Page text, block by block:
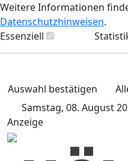
Weitere Informationen
Datenschutzhinweisen.
Essenziell
Auswahl bestätigen
Samstag, 08. August
Anzeige